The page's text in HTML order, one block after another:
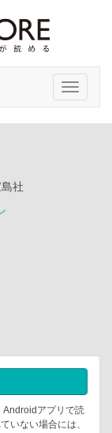
Toggle
社
Androidアプリで読
いない場合には、